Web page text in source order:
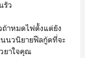
รัว
ถ้าหมดไฟตั้งแต่ยัง
นวนิยายฟีลกู้ดที่จะ
ยาใจคุณ